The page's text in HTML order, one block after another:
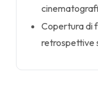
Copertura di
retrospettive